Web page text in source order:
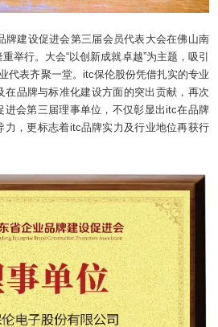
牌建设促进会第三届会员代表大会在佛山南
举行。大会“以创新成就卓越”为主题，吸引
代表齐聚一堂。itc保伦股份凭借扎实的专业
在品牌与标准化建设方面的突出贡献，再次
进会第三届理事单位，不仅彰显出itc在品牌
力，更标志着itc品牌实力及行业地位再获行